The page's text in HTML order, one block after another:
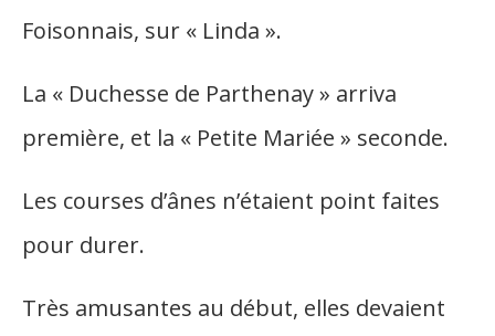
Foisonnais, sur « Linda ».
La « Duchesse de Parthenay » arriva
première, et la « Petite Mariée » seconde.
Les courses d’ânes n’étaient point faites
pour durer.
Très amusantes au début, elles devaient